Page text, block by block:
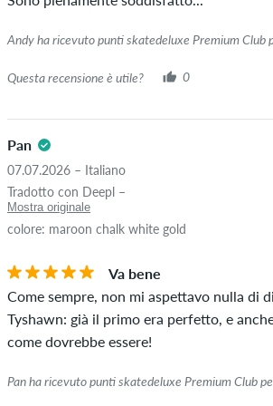
Andy ha ricevuto punti skatedeluxe Premium Club
Questa recensione è utile? 0
Pan
07.07.2026 – Italiano
Tradotto con Deepl –
Mostra originale
colore: maroon chalk white gold
Va bene
Come sempre, non mi aspettavo nulla di
Tyshawn: già il primo era perfetto, e
come dovrebbe essere!
Pan ha ricevuto punti skatedeluxe Premium Club